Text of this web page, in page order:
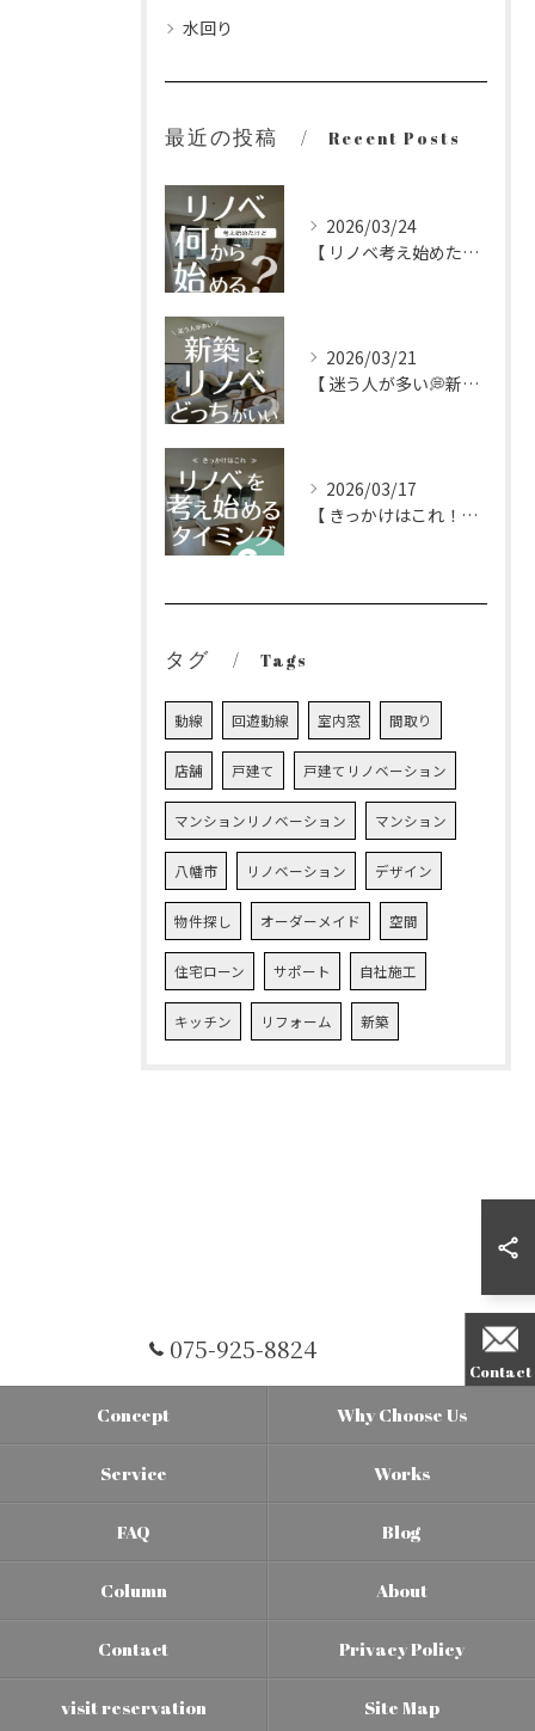
水回り
最近の投稿 Recent Posts
2026/03/24
【 リノベ考え始めたけど何から始める？】
2026/03/21
【 迷う人が多い💭新築とリノベどっちがいい？】
2026/03/17
【 きっかけはこれ！リノベを考え始めるタイミング 】
タグ Tags
動線 回遊動線 室内窓 間取り
店舗 戸建て 戸建てリノベーション
マンションリノベーション マンション
八幡市 リノベーション デザイン
物件探し オーダーメイド 空間
住宅ローン サポート 自社施工
キッチン リフォーム 新築
075-925-8824
Contact
Concept Why Choose Us
Service Works
FAQ Blog
Column About
Contact Privacy Policy
visit reservation Site Map